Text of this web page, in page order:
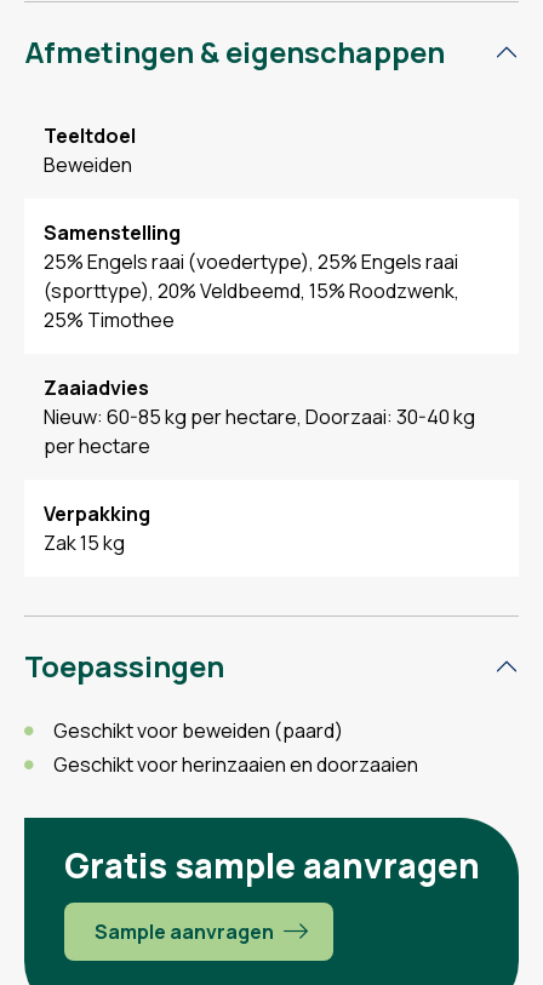
Afmetingen & eigenschappen
Teeltdoel
Beweiden
Samenstelling
25% Engels raai (voedertype), 25% Engels raai
(sporttype), 20% Veldbeemd, 15% Roodzwenk,
25% Timothee
Zaaiadvies
Nieuw: 60-85 kg per hectare, Doorzaai: 30-40 kg
per hectare
Verpakking
Zak 15 kg
Toepassingen
Geschikt voor beweiden (paard)
Geschikt voor herinzaaien en doorzaaien
Gratis sample aanvragen
Sample aanvragen